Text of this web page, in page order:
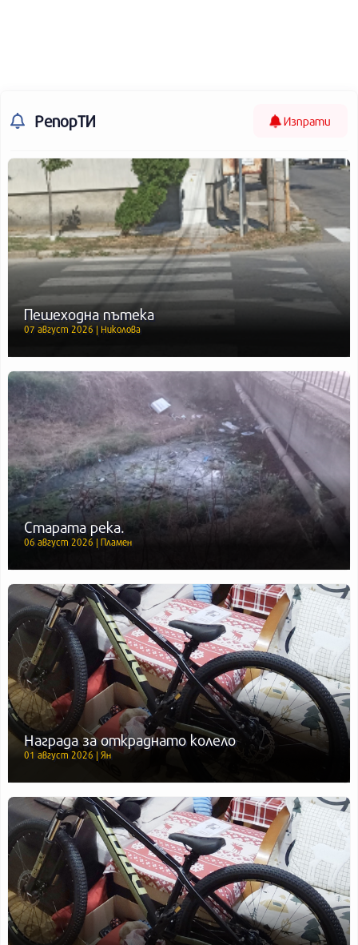
РепорТИ Изпрати
Пешеходна пътека
07 август 2026 | Николова
Старата река.
06 август 2026 | Пламен
Награда за откраднато колело
01 август 2026 | Ян